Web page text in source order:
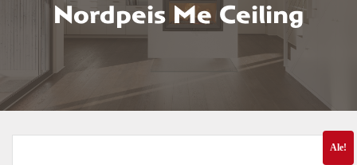
Nordpeis Me Ceiling
Ale!